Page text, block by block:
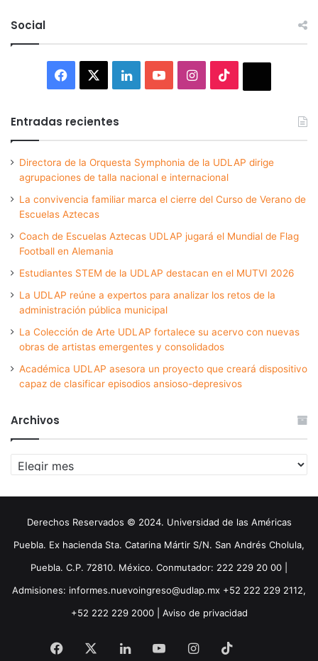
Social
Facebook LinkedInYouTubeInstagram
Entradas recientes
Directora de la Orquesta Symphonia de la UDLAP dirige
agrupaciones de talla nacional e internacional
La convivencia familiar marca el cierre del Curso de Verano de
Escuelas Aztecas
Coach de Escuelas Aztecas UDLAP jugará el Mundial de Flag
Football en Alemania
Estudiantes STEM de la UDLAP destacan en el MUTVI 2026
La UDLAP reúne a expertos para analizar los retos de la
administración pública municipal
La Colección de Arte UDLAP fortalece su acervo con nuevas
obras de artistas emergentes y consolidados
Académica UDLAP asesora un proyecto que creará dispositivo
capaz de clasificar episodios ansioso-depresivos
Archivos
Archivos
Derechos Reservados © 2024. Universidad de las Américas
Puebla. Ex hacienda Sta. Catarina Mártir S/N. San Andrés Cholula,
Puebla. C.P. 72810. México. Conmutador: 222 229 20 00 |
Admisiones: informes.nuevoingreso@udlap.mx +52 222 229 2112,
+52 222 229 2000 | Aviso de privacidad
Facebook LinkedInYouTubeInstagram